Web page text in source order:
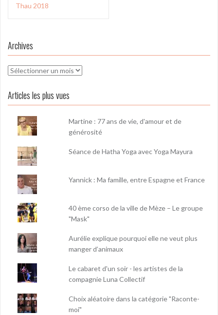
Thau 2018
Archives
Archives
Articles les plus vues
Martine : 77 ans de vie, d'amour et de
générosité
Séance de Hatha Yoga avec Yoga Mayura
Yannick : Ma famille, entre Espagne et France
40 ème corso de la ville de Mèze – Le groupe
"Mask"
Aurélie explique pourquoi elle ne veut plus
manger d’animaux
Le cabaret d'un soir - les artistes de la
compagnie Luna Collectif
Choix aléatoire dans la catégorie "Raconte-
moi"